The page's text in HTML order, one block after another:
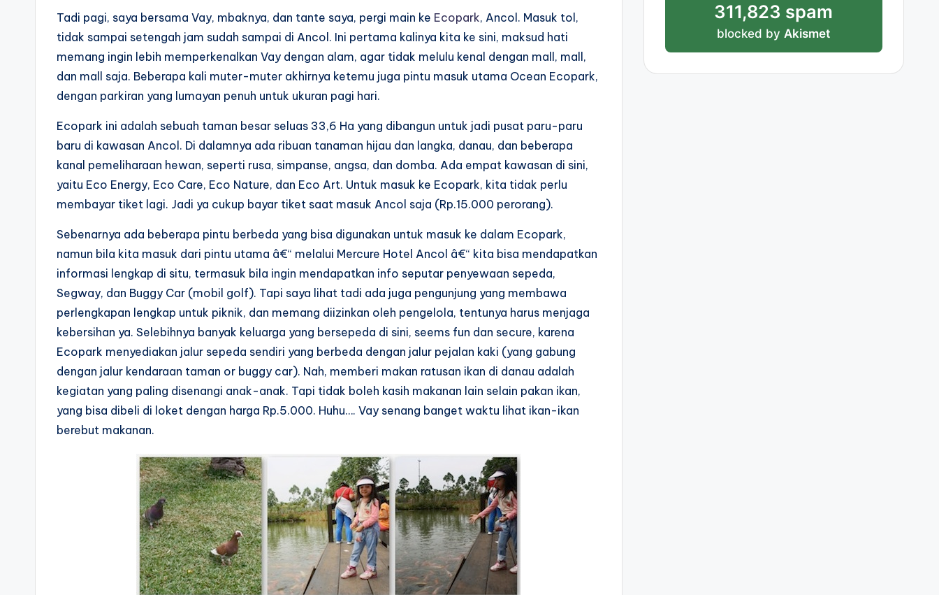
Tadi pagi, saya bersama Vay, mbaknya, dan tante saya, pergi main ke Ecopark, Ancol. Masuk tol,
tidak sampai setengah jam sudah sampai di Ancol. Ini pertama kalinya kita ke sini, maksud hati
memang ingin lebih memperkenalkan Vay dengan alam, agar tidak melulu kenal dengan mall, mall,
dan mall saja. Beberapa kali muter-muter akhirnya ketemu juga pintu masuk utama Ocean Ecopark,
dengan parkiran yang lumayan penuh untuk ukuran pagi hari.
Ecopark ini adalah sebuah taman besar seluas 33,6 Ha yang dibangun untuk jadi pusat paru-paru
baru di kawasan Ancol. Di dalamnya ada ribuan tanaman hijau dan langka, danau, dan beberapa
kanal pemeliharaan hewan, seperti rusa, simpanse, angsa, dan domba. Ada empat kawasan di sini,
yaitu Eco Energy, Eco Care, Eco Nature, dan Eco Art. Untuk masuk ke Ecopark, kita tidak perlu
membayar tiket lagi. Jadi ya cukup bayar tiket saat masuk Ancol saja (Rp.15.000 perorang).
Sebenarnya ada beberapa pintu berbeda yang bisa digunakan untuk masuk ke dalam Ecopark,
namun bila kita masuk dari pintu utama â€“ melalui Mercure Hotel Ancol â€“ kita bisa mendapatkan
informasi lengkap di situ, termasuk bila ingin mendapatkan info seputar penyewaan sepeda,
Segway, dan Buggy Car (mobil golf). Tapi saya lihat tadi ada juga pengunjung yang membawa
perlengkapan lengkap untuk piknik, dan memang diizinkan oleh pengelola, tentunya harus menjaga
kebersihan ya. Selebihnya banyak keluarga yang bersepeda di sini, seems fun dan secure, karena
Ecopark menyediakan jalur sepeda sendiri yang berbeda dengan jalur pejalan kaki (yang gabung
dengan jalur kendaraan taman or buggy car). Nah, memberi makan ratusan ikan di danau adalah
kegiatan yang paling disenangi anak-anak. Tapi tidak boleh kasih makanan lain selain pakan ikan,
yang bisa dibeli di loket dengan harga Rp.5.000. Huhu…. Vay senang banget waktu lihat ikan-ikan
berebut makanan.
311,823 spam
blocked byAkismet